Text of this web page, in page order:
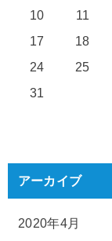
10
11
17
18
24
25
31
アーカイブ
2020年4月